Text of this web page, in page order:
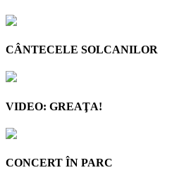
CÂNTECELE SOLCANILOR
VIDEO: GREAŢA!
CONCERT ÎN PARC